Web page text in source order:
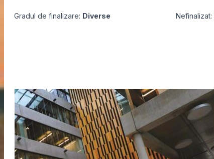
Gradul de finalizare: Diverse Nefinalizat: